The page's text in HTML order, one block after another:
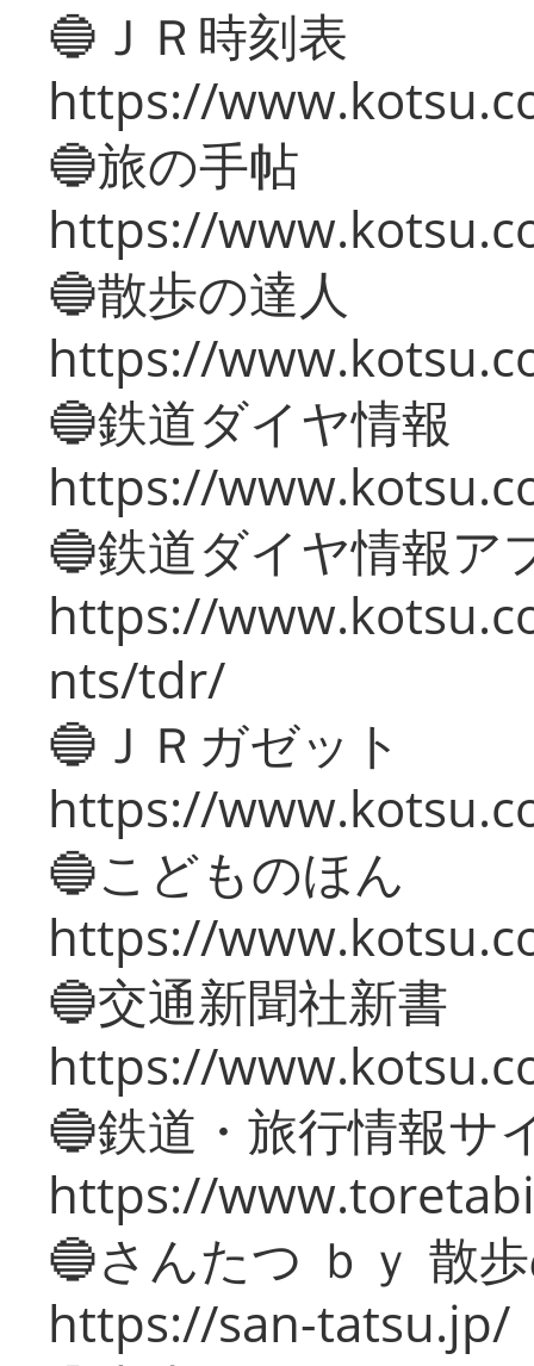
🔵ＪＲ時刻表
https://
🔵旅の手帖
https://
🔵散歩の達人
https://
🔵鉄道ダイヤ情報
https://
🔵鉄道ダイヤ情報ア
https://
nts/tdr/
🔵ＪＲガゼット
https://
🔵こどものほん
https://
🔵交通新聞社新書
https://
🔵鉄道・旅行情報サ
https://
🔵さんたつ ｂｙ 散
https://san-tatsu.jp/